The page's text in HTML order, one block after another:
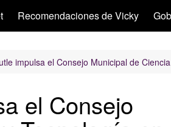
Recomendaciones de Vicky
impulsa el Consejo Municipal de
el Consejo